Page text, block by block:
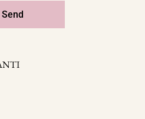
Send